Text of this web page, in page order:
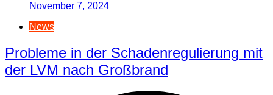
November 7, 2024
News
Probleme in der Schadenregulierung mit
der LVM nach Großbrand